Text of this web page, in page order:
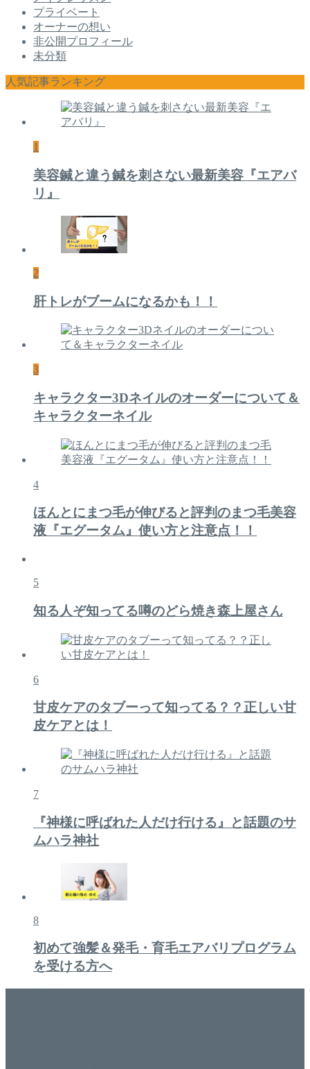
プライベート
オーナーの想い
非公開プロフィール
未分類
人気記事ランキング
1
美容鍼と違う鍼を刺さない最新美容『エアバ
リ』
2
肝トレがブームになるかも！！
3
キャラクター3Dネイルのオーダーについて＆
キャラクターネイル
4
ほんとにまつ毛が伸びると評判のまつ毛美容
液『エグータム』使い方と注意点！！
5
知る人ぞ知ってる噂のどら焼き森上屋さん
6
甘皮ケアのタブーって知ってる？？正しい甘
皮ケアとは！
7
『神様に呼ばれた人だけ行ける』と話題のサ
ムハラ神社
8
初めて強髪＆発毛・育毛エアバリプログラム
を受ける方へ